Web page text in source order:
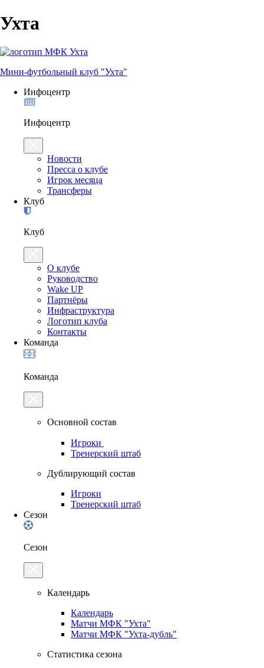
Ухта
Мини-футбольный клуб "Ухта"
Инфоцентр
Инфоцентр
Новости
Пресса о клубе
Игрок месяца
Трансферы
Клуб
Клуб
О клубе
Руководство
Wake UP
Партнёры
Инфраструктура
Логотип клуба
Контакты
Команда
Команда
Основной состав
Игроки
Тренерский штаб
Дублирующий состав
Игроки
Тренерский штаб
Сезон
Сезон
Календарь
Календарь
Матчи МФК "Ухта"
Матчи МФК "Ухта-дубль"
Статистика сезона